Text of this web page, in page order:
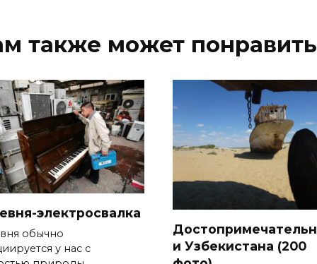
также может
электросвалка
обычно
у нас с
и Узбекистана (200